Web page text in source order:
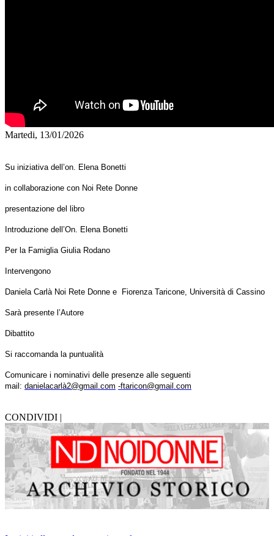
Martedi, 13/01/2026
Su iniziativa dell’on. Elena Bonetti
in collaborazione con Noi Rete Donne
presentazione del libro
Introduzione dell’On. Elena Bonetti
Per la Famiglia Giulia Rodano
Intervengono
Daniela Carlà Noi Rete Donne e Fiorenza Taricone, Università di Cassino
Sarà presente l’Autore
Dibattito
Si raccomanda la puntualità
Comunicare i nominativi delle presenze alle seguenti
mail: danielacarlà2@gmail.com -ftaricon@gmail.com
CONDIVIDI |